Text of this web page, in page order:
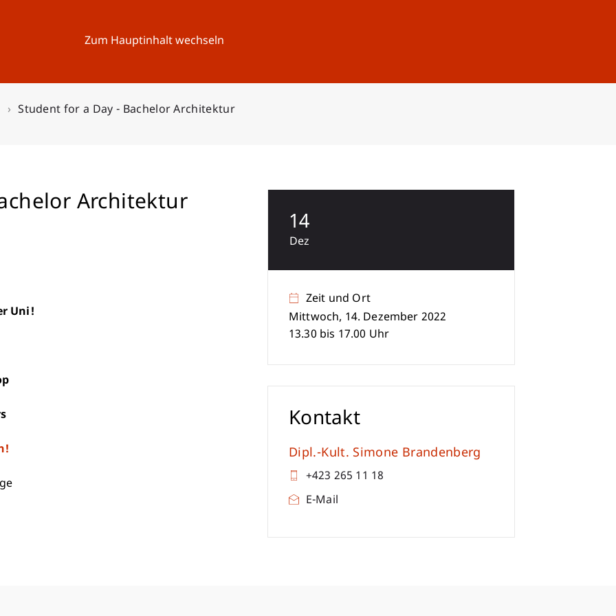
Zum Hauptinhalt wechseln
Universität Aktuelles
Student for a Day - Bachelor Architektur
Architektur
Uni!
14
Dez
Zeit und Ort
Mittwoch, 14. Dezember 2022
13.30 bis 17.00 Uhr
Kontakt
Dipl.-Kult. Simone Brandenberg
+423 265 11 18
E-Mail